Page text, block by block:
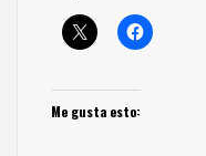
Me gusta esto: